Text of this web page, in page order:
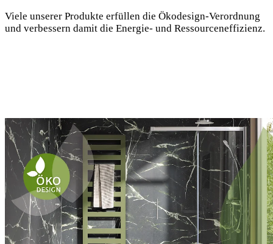
Viele unserer Produkte erfüllen die Ökodesign-Verordnung
und verbessern damit die Energie- und Ressourceneffizienz.